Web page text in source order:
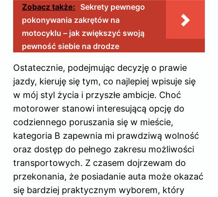
Zobacz także: Sekrety pewnego
pokonywania zakrętów na
motocyklu – jak zwiększyć swoją
pewność siebie na drodze
Ostatecznie, podejmując decyzję o prawie
jazdy, kieruję się tym, co najlepiej wpisuje się
w mój styl życia i przyszłe ambicje. Choć
motorower stanowi interesującą opcję do
codziennego poruszania się w mieście,
kategoria B zapewnia mi prawdziwą wolność
oraz dostęp do pełnego zakresu możliwości
transportowych. Z czasem dojrzewam do
przekonania, że posiadanie auta może okazać
się bardziej praktycznym wyborem, który